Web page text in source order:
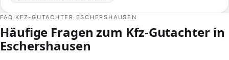
FAQ KFZ-GUTACHTER ESCHERSHAUSEN
Häufige Fragen zum Kfz-Gutachter in
Eschershausen